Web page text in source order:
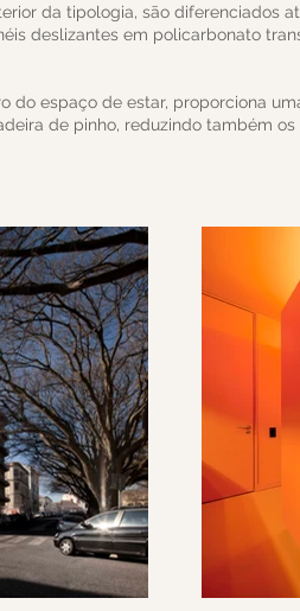
da tipologia, são diferenciados
deslizantes em policarbonato
do espaço de estar, proporciona
de pinho, reduzindo também